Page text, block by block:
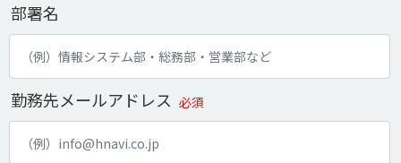
部署名
勤務先メールアドレス 必須